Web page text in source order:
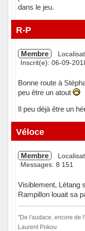
dans le jeu.
Hors ligne
R-P
Membre
Inscrit(e): 06-09-
Bonne route à
peu être un atout
Il peu déjà être un
Hors ligne
Véloce
Membre
Messages: 8 151
Visiblement, Létang
Rampillon louait sa
"De l'audace, encore de
Laurent Pokou